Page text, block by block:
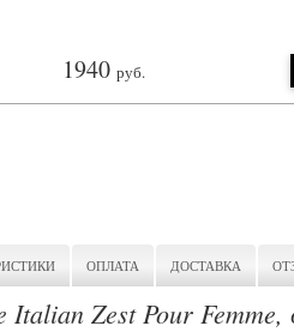
1940 руб.
ОПЛАТА ДОСТАВКА
Zest Pour Femme,